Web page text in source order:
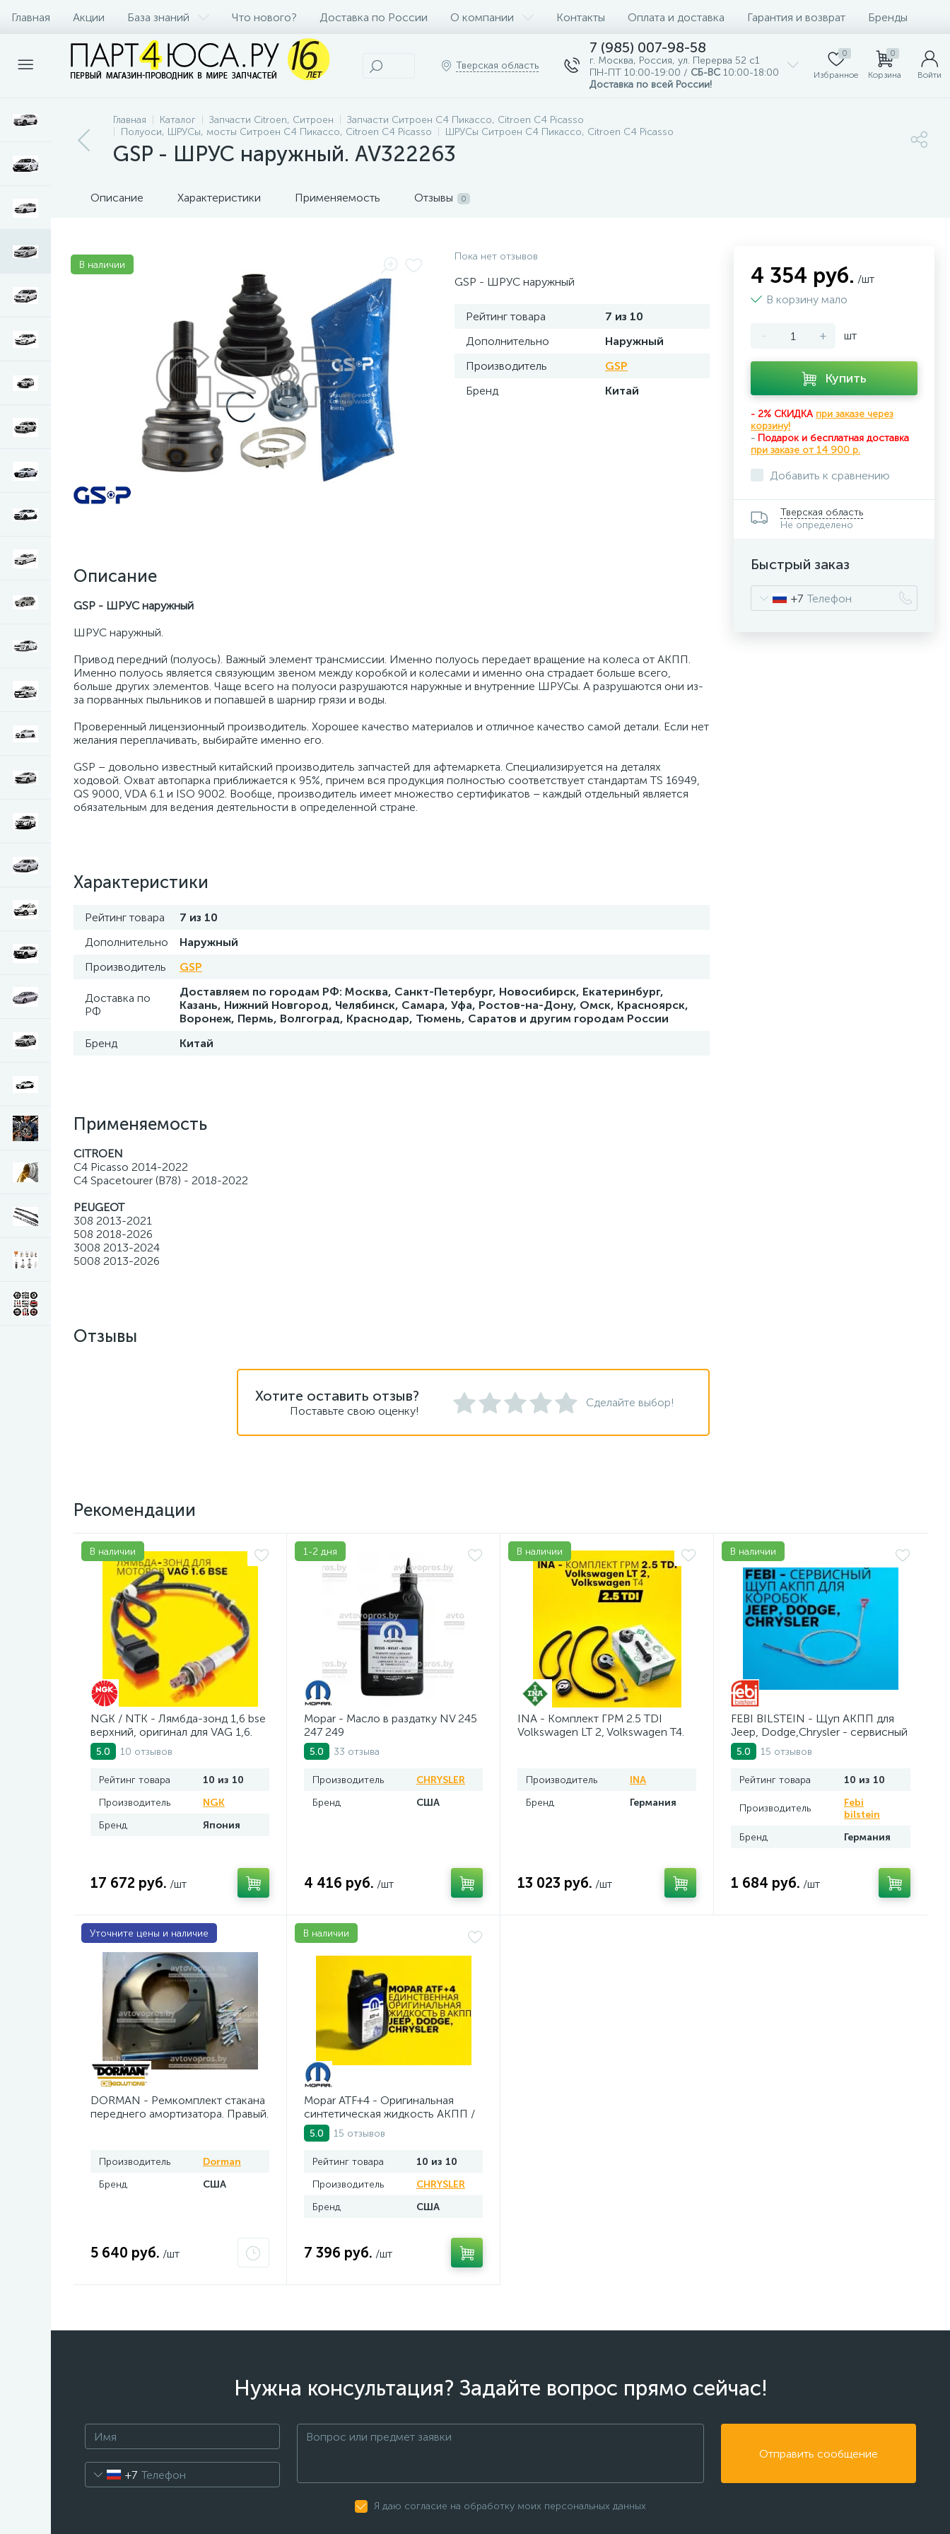
Главная Акции База знаний Что нового? Доставка по России О компании Контакты Оплата и доставка Гарантия и возврат Бренды
Тверская область
7 (985) 007-98-58
г. Москва, Россия, ул. Перерва 52 с1
ПН-ПТ 10:00-19:00 / СБ-ВС 10:00-18:00
Доставка по всей России!
0
Избранное
0
Корзина Войти
Главная Каталог Запчасти Citroen, Ситроен
Запчасти Ситроен С4 Пикассо, Citroen C4 Picasso
Полуоси, ШРУСы, мосты Ситроен С4 Пикассо, Citroen C4 Picasso
ШРУСы Ситроен С4 Пикассо, Citroen C4 Picasso
GSP - ШРУС наружный. AV322263
Описание Характеристики Применяемость Отзывы 0
В наличии
Пока нет отзывов
GSP - ШРУС наружный
Рейтинг товара
7 из 10
Дополнительно
Наружный
Производитель
GSP
Бренд
Китай
Описание
GSP - ШРУС наружный
ШРУС наружный.
Привод передний (полуось). Важный элемент трансмиссии. Именно полуось передает вращение на колеса от АКПП.
Именно полуось является связующим звеном между коробкой и колесами и именно она страдает больше всего,
больше других элементов. Чаще всего на полуоси разрушаются наружные и внутренние ШРУСы. А разрушаются они из-
за порванных пыльников и попавшей в шарнир грязи и воды.
Проверенный лицензионный производитель. Хорошее качество материалов и отличное качество самой детали. Если нет
желания переплачивать, выбирайте именно его.
GSP – довольно известный китайский производитель запчастей для афтемаркета. Специализируется на деталях
ходовой. Охват автопарка приближается к 95%, причем вся продукция полностью соответствует стандартам TS 16949,
QS 9000, VDA 6.1 и ISO 9002. Вообще, производитель имеет множество сертификатов – каждый отдельный является
обязательным для ведения деятельности в определенной стране.
Характеристики
Рейтинг товара
7 из 10
Дополнительно
Наружный
Производитель
GSP
Доставка по
РФ
Доставляем по городам РФ: Москва, Санкт-Петербург, Новосибирск, Екатеринбург,
Казань, Нижний Новгород, Челябинск, Самара, Уфа, Ростов-на-Дону, Омск, Красноярск,
Воронеж, Пермь, Волгоград, Краснодар, Тюмень, Саратов и другим городам России
Бренд
Китай
Применяемость
CITROEN
C4 Picasso 2014-2022
C4 Spacetourer (B78) - 2018-2022
PEUGEOT
308 2013-2021
508 2018-2026
3008 2013-2024
5008 2013-2026
4 354 руб. /шт
В корзину мало
- + шт
Купить
- 2% СКИДКА при заказе через
корзину!
- Подарок и бесплатная доставка
при заказе от 14 900 р.
Добавить к сравнению
Тверская область
Не определено
Быстрый заказ
+7
Отзывы
Хотите оставить отзыв?
Поставьте свою оценку!
Сделайте выбор!
Рекомендации
В наличии
NGK / NTK - Лямбда-зонд 1,6 bse
верхний, оригинал для VAG 1,6.
Арт. AV2016BSE
5.0 10 отзывов
Рейтинг товара
10 из 10
Производитель
NGK
Бренд
Япония
17 672 руб. /шт
1-2 дня
Mopar - Масло в раздатку NV 245
247 249
5.0 33 отзыва
Производитель
CHRYSLER
Бренд
США
4 416 руб. /шт
В наличии
INA - Комплект ГРМ 2.5 TDI
Volkswagen LT 2, Volkswagen Т4.
Производитель
INA
Бренд
Германия
13 023 руб. /шт
В наличии
FEBI BILSTEIN - Щуп АКПП для
Jeep, Dodge,Chrysler - сервисный
инструмент. AV10JDC
5.0 15 отзывов
Рейтинг товара 10 из 10
Производитель
Febi
bilstein
Бренд
Германия
1 684 руб. /шт
Уточните цены и наличие
DORMAN - Ремкомплект стакана
переднего амортизатора. Правый.
Производитель
Dorman
Бренд
США
5 640 руб. /шт
В наличии
Mopar ATF+4 - Оригинальная
синтетическая жидкость АКПП /
5 л.
5.0 15 отзывов
Рейтинг товара
10 из 10
Производитель
CHRYSLER
Бренд
США
7 396 руб. /шт
Нужна консультация? Задайте вопрос прямо сейчас!
+7
Отправить сообщение
Я даю согласие на обработку моих персональных данных